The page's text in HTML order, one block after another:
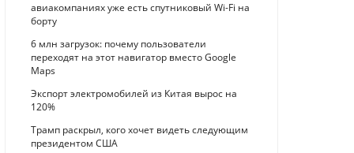
авиакомпаниях уже есть спутниковый Wi-Fi на
борту
6 млн загрузок: почему пользователи
переходят на этот навигатор вместо Google
Maps
Экспорт электромобилей из Китая вырос на
120%
Трамп раскрыл, кого хочет видеть следующим
президентом США